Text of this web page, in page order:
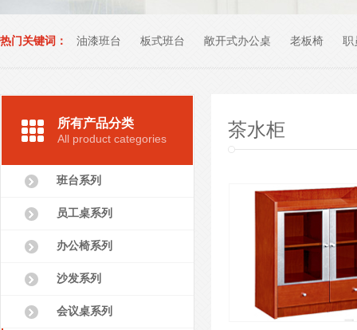
热门关键词： 油漆班台 板式班台 敞开式办公桌 老板椅 职
办公室家具
所有产品分类
All product categories
班台系列
员工桌系列
办公椅系列
沙发系列
会议桌系列
茶水柜